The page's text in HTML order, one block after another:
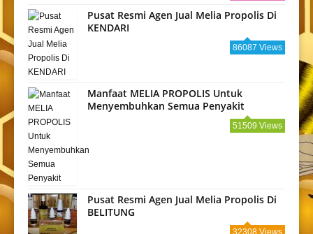
Pusat Resmi Agen Jual Melia Propolis Di
KENDARI
86087 Views
Manfaat MELIA PROPOLIS Untuk
Menyembuhkan Semua Penyakit
51509 Views
Pusat Resmi Agen Jual Melia Propolis Di
BELITUNG